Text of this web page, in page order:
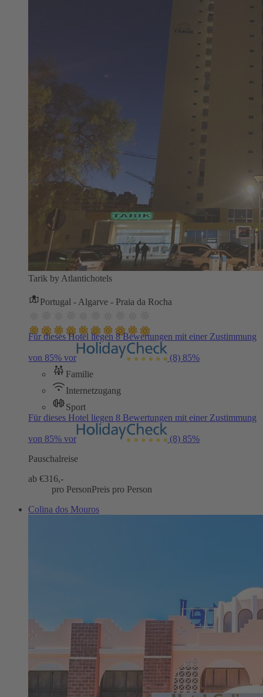
Tarik by Atlantichotels
Portugal - Algarve - Praia da Rocha
Für dieses Hotel liegen 8 Bewertungen mit einer Zustimmung
von 85% vor (8) 85%
Familie
Internetzugang
Sport
Für dieses Hotel liegen 8 Bewertungen mit einer Zustimmung
von 85% vor (8) 85%
Pauschalreise
ab €316,-
pro PersonPreis pro Person
Colina dos Mouros